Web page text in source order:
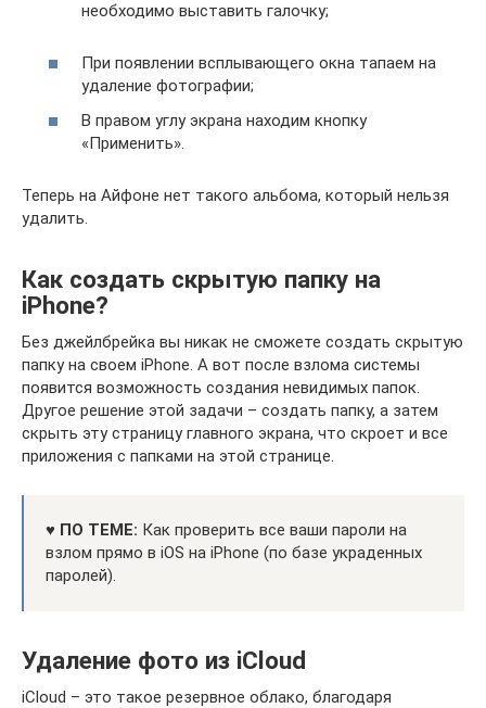
необходимо выставить галочку;
При появлении всплывающего окна тапаем на
удаление фотографии;
В правом углу экрана находим кнопку
«Применить».
Теперь на Айфоне нет такого альбома, который нельзя
удалить.
Как создать скрытую папку на
iPhone?
Без джейлбрейка вы никак не сможете создать скрытую
папку на своем iPhone. А вот после взлома системы
появится возможность создания невидимых папок.
Другое решение этой задачи – создать папку, а затем
скрыть эту страницу главного экрана, что скроет и все
приложения с папками на этой странице.
♥ ПО ТЕМЕ: Как проверить все ваши пароли на
взлом прямо в iOS на iPhone (по базе украденных
паролей).
Удаление фото из iCloud
iCloud – это такое резервное облако, благодаря